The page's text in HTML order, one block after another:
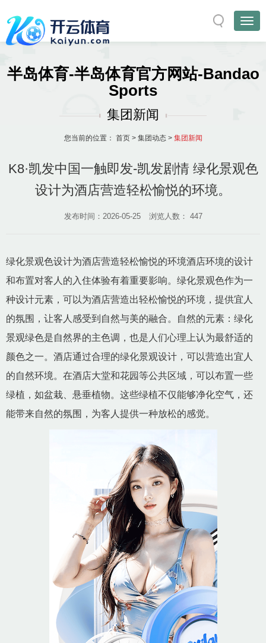
半岛体育-半岛体育官方网站-Bandao
Sports
集团新闻
您当前的位置： 首页> 集团动态> 集团新闻
K8·凯发中国一触即发-凯发剧情 绿化景观色
设计为酒店营造轻松愉悦的环境。
发布时间：2026-05-25 浏览人数： 447
绿化景观色设计为酒店营造轻松愉悦的环境酒店环境的设计
和布置对客人的入住体验有着重要影响。绿化景观色作为一
种设计元素，可以为酒店营造出轻松愉悦的环境，提供宜人
的氛围，让客人感受到自然与美的融合。自然的元素：绿化
景观绿色是自然界的主色调，也是人们心理上认为最舒适的
颜色之一。酒店通过合理的绿化景观设计，可以营造出宜人
的自然环境。在酒店大堂和花园等公共区域，可以布置一些
绿植，如盆栽、悬垂植物。这些绿植不仅能够净化空气，还
能带来自然的氛围，为客人提供一种放松的感觉。